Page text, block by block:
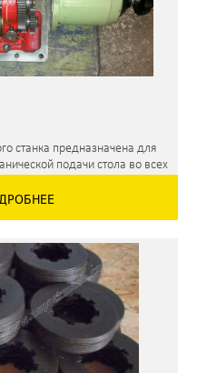
станка предназначена для
подачи стола во всех